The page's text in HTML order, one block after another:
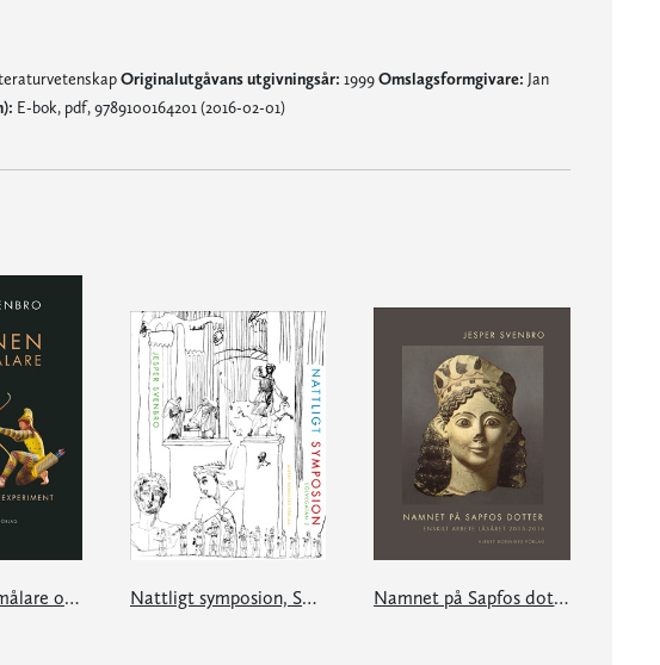
Originalutgåvans utgivningsår: 1999Omslagsformgivare: Jan
E-bok, pdf, 9789100164201 (2016-02-01)
Ögonen våra målare och andra tankeexperiment Nattligt symposion, Sölvegatan 2 Namnet på Sapfos dotter